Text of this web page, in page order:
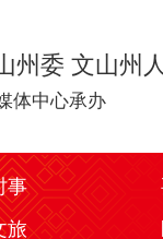
州委 文山州
体中心承办
事
旅